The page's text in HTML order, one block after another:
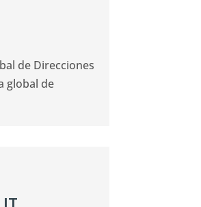
de Direcciones
global de